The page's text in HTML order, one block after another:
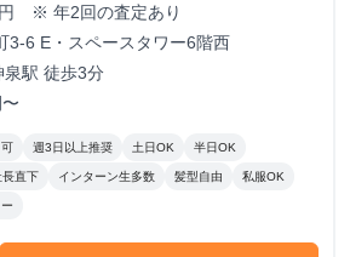
※ 年2回の査定あり
3-6 E・スペースタワー6階西
駅 徒歩3分
週3日以上推奨 土日OK 半日OK
長直下 インターン生多数 髪型自由 私服OK